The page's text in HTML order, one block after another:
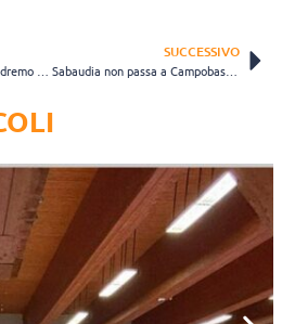
San Giustino, Pochini: “Andremo a Brugherio per ottenere il massimo perché ce lo meritiamo”
SUCCESSIVO
Sabaudia non passa a Campobasso, l’EnergyTime vince in rimonta al quarto set